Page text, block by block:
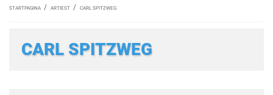
STARTPAGINA ARTIEST CARL SPITZWEG
CARL SPITZWEG